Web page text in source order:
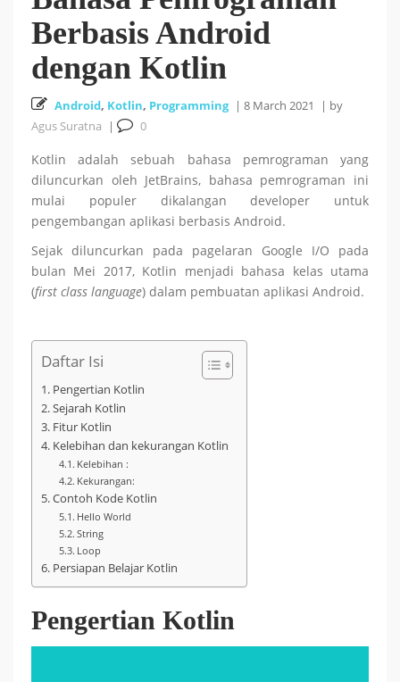
Cara Install HUSTOJ (HUST Online Judge) di Ubuntu
24.04 LTS 26 October 2025
Cara Mencari Jurnal dengan mudah di Publish or Perish
5 October 2025
Tutorial Bahasa R : #5 Visualisasi Data dengan R 18
September 2025
Tutorial Bahasa R : #4 Fungsi dan Kontrol Aliran di R
18 September 2025
Berbasis Android
dengan Kotlin
Android, Kotlin, Programming | 8 March 2021 | by
Agus Suratna
| 0
Kotlin adalah sebuah bahasa pemrograman yang
diluncurkan oleh JetBrains, bahasa pemrograman ini
mulai populer dikalangan developer untuk
pengembangan aplikasi berbasis Android.
Sejak diluncurkan pada pagelaran Google I/O pada
bulan Mei 2017, Kotlin menjadi bahasa kelas utama
(first class language) dalam pembuatan aplikasi Android.
Daftar Isi
Pengertian Kotlin
Sejarah Kotlin
Fitur Kotlin
Kelebihan dan kekurangan Kotlin
Kelebihan :
Kekurangan:
Contoh Kode Kotlin
Hello World
String
Loop
Persiapan Belajar Kotlin
Pengertian Kotlin